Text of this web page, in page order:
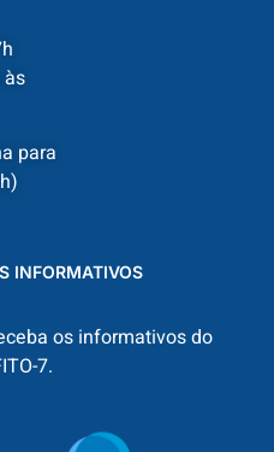
para
INFORMATIVOS
os informativos do
7.